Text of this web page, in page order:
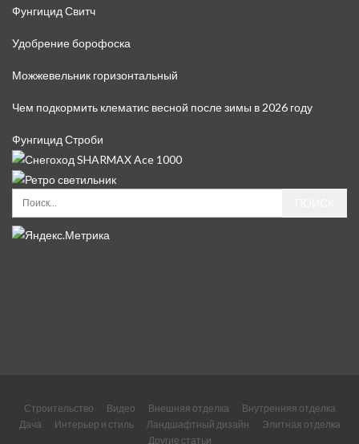
Фунгицид Свитч
Удобрение борофоска
Можжевельник горизонтальный
Чем подкормить клематис весной после зимы в 2026 году
Фунгицид Строби
Строительство Видео Внешняя отделка
Внутренняя отделка
Дача
Интерьер и стиль Ландшафтный дизайн
Элитная отделка
Другие статьи